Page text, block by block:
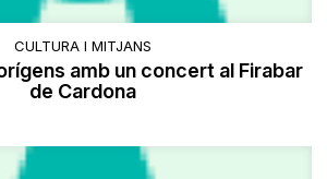
CULTURA I MITJANS
amb un concert al Firabar
de Cardona